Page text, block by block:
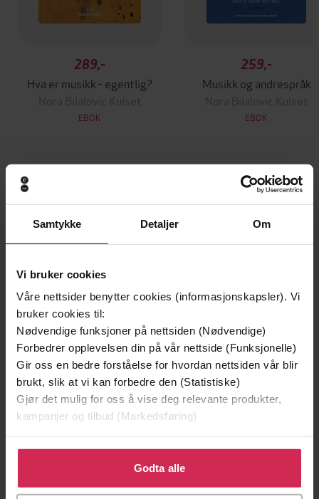
Samtykke Detaljer Om
Vi bruker cookies
Våre nettsider benytter cookies (informasjonskapsler). Vi
bruker cookies til:
Nødvendige funksjoner på nettsiden (Nødvendige)
Forbedrer opplevelsen din på vår nettside (Funksjonelle)
Gir oss en bedre forståelse for hvordan nettsiden vår blir
brukt, slik at vi kan forbedre den (Statistiske)
Gjør det mulig for oss å vise deg relevante produkter,
kampanjer og tilbud (Markedsføring)
Klikk på «Godta alle» for å gi oss ditt samtykke til å
bruke cookies for alle disse formålene. Du kan også
tilpasse ditt samtykke til spesifikke formål ved å klikke
Godta alle
289,-
Hva er musikk - egentlig?
Nora Bilalovic Kulset
EBOK
259,-
Musikk og andrespråk
Nora Bilalovic Kulset
EBOK
Andre har også kjøpt
79,-
Harry Potter og fangen fra Azkaban
J.K. Rowling